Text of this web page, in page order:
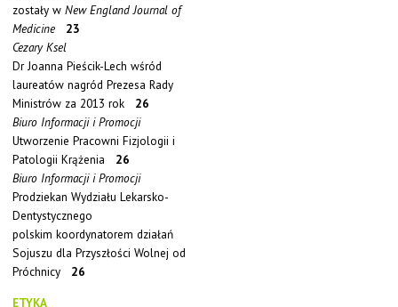
zostały w New England Journal of
Medicine
23
Cezary Ksel
Dr Joanna Pieścik-Lech wśród
laureatów nagród Prezesa Rady
Ministrów za 2013 rok 26
Biuro Informacji i Promocji
Utworzenie Pracowni Fizjologii i
Patologii Krążenia 26
Biuro Informacji i Promocji
Prodziekan Wydziału Lekarsko-
Dentystycznego
polskim koordynatorem działań
Sojuszu dla Przyszłości Wolnej od
Próchnicy 26
ETYKA